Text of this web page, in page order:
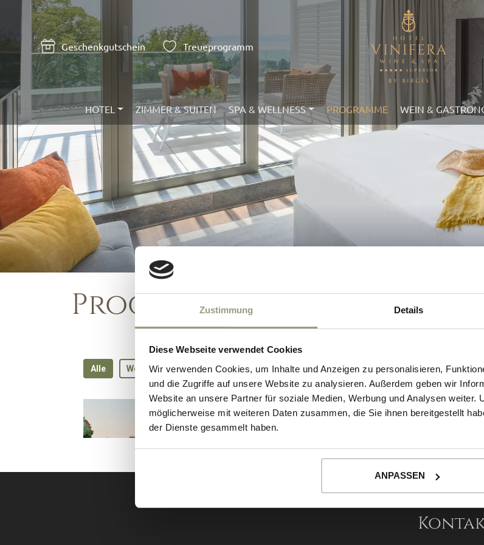
Zustimmung Details
Diese Webseite verwendet Cookies
Wir verwenden Cookies, um Inhalte und Anzeigen zu personalisieren,
und die Zugriffe auf unsere Website zu analysieren. Außerdem geben wir
Website an unsere Partner für soziale Medien, Werbung und Analysen weiter.
möglicherweise mit weiteren Daten zusammen, die Sie ihnen bereitgestellt
der Dienste gesammelt haben.
ANPASSEN
Geschenkgutschein Treueprogramm
HOTEL ZIMMER & SUITEN SPA & WELLNESS PROGRAMME WEIN &
Programme